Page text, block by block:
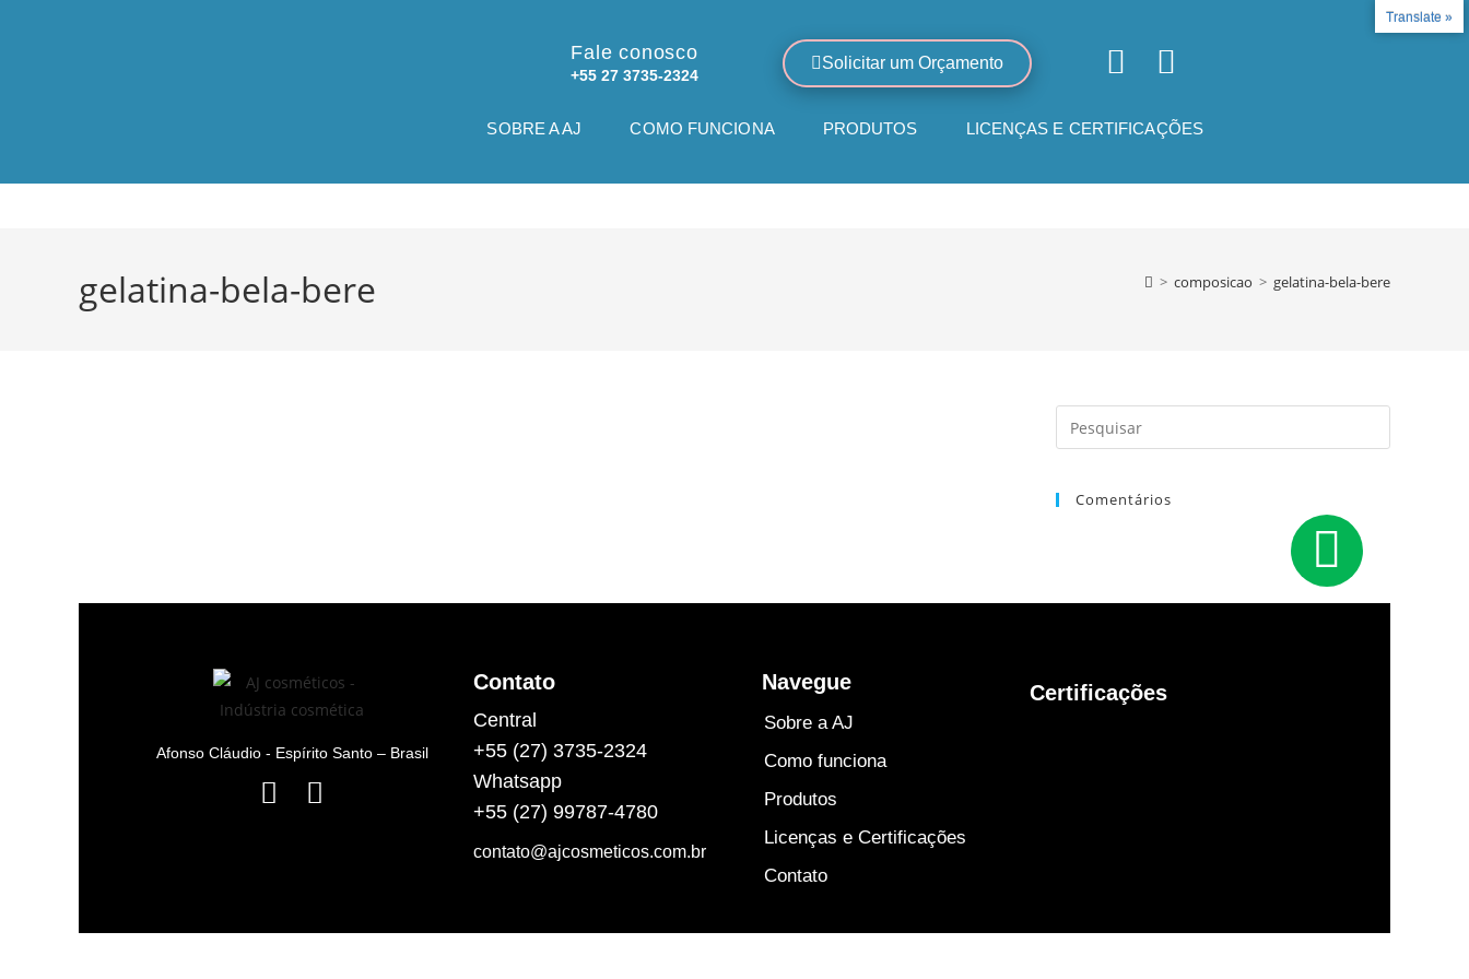
Fale conosco
+55 27 3735-2324
Solicitar um Orçamento
SOBRE A AJ COMO FUNCIONA PRODUTOS LICENÇAS E CERTIFICAÇÕES
CONTATO
gelatina-bela-bere > composicao > gelatina-bela-bere
Comentários
Afonso Cláudio - Espírito Santo – Brasil
Contato
Central
+55 (27) 3735-2324
Whatsapp
+55 (27) 99787-4780
contato@ajcosmeticos.com.br
Navegue
Sobre a AJ
Como funciona
Produtos
Licenças e Certificações
Contato
Certificações
Translate »